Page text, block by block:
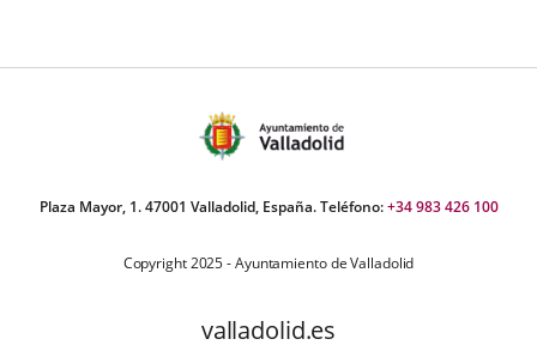
Plaza Mayor, 1. 47001 Valladolid, España. Teléfono:+34 983 426 100
Copyright 2025 - Ayuntamiento de Valladolid
valladolid.es